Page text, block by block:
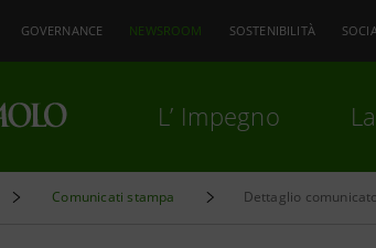
GOVERNANCE NEWSROOM SOSTENIBILITÀ
L’ Impegno
Comunicati stampa Dettaglio comunicato